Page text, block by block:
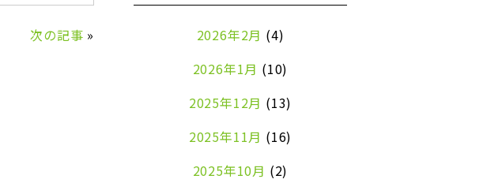
次の記事 » 2026年2月 (4)
2026年1月 (10)
2025年12月 (13)
2025年11月 (16)
2025年10月 (2)